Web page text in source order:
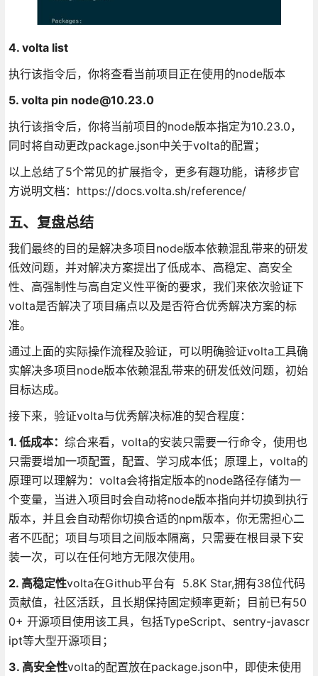
4. volta list
执行该指令后，你将查看当前项目正在使用的node版本
5. volta pin node@10.23.0
执行该指令后，你将当前项目的node版本指定为10.23.0，
同时将自动更改package.json中关于volta的配置；
以上总结了5个常见的扩展指令，更多有趣功能，请移步官
方说明文档：https://docs.volta.sh/reference/
五、复盘总结
我们最终的目的是解决多项目node版本依赖混乱带来的研发
低效问题，并对解决方案提出了低成本、高稳定、高安全
性、高强制性与高自定义性平衡的要求，我们来依次验证下
volta是否解决了项目痛点以及是否符合优秀解决方案的标
准。
通过上面的实际操作流程及验证，可以明确验证volta工具确
实解决多项目node版本依赖混乱带来的研发低效问题，初始
目标达成。
接下来，验证volta与优秀解决标准的契合程度：
1. 低成本： 综合来看，volta的安装只需要一行命令，使用也
只需要增加一项配置，配置、学习成本低；原理上，volta的
原理可以理解为：volta会将指定版本的node路径存储为一
个变量，当进入项目时会自动将node版本指向并切换到执行
版本，并且会自动帮你切换合适的npm版本，你无需担心二
者不匹配；项目与项目之间版本隔离，只需要在根目录下安
装一次，可以在任何地方无限次使用。
2. 高稳定性volta在Github平台有 5.8K Star,拥有38位代码
贡献值，社区活跃，且长期保持固定频率更新；目前已有50
0+ 开源项目使用该工具，包括TypeScript、sentry-javascr
ipt等大型开源项目；
3. 高安全性volta的配置放在package.json中，即使未使用